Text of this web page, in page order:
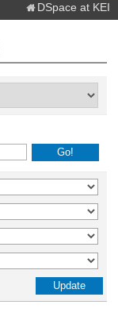
DSpace at KEI